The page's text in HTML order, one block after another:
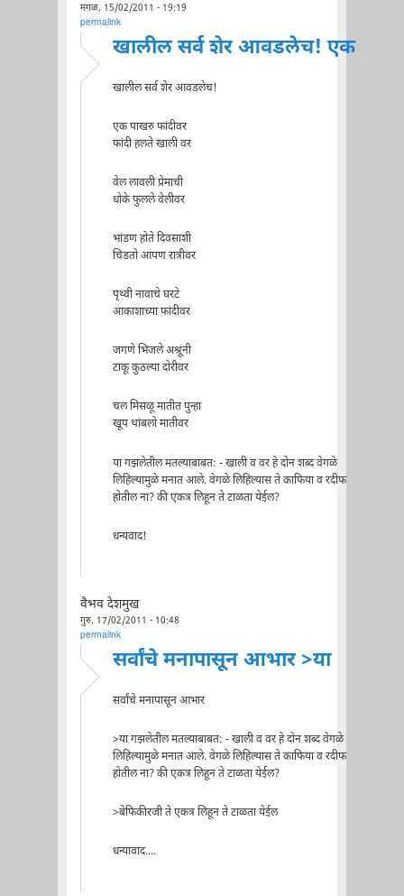
मंगळ, 15/02/2011 - 19:19
permalink
खालील सर्व शेर आवडलेच! एक
खालील सर्व शेर आवडलेच!
एक पाखरु फांदीवर
फांदी हलते खाली वर
वेल लावली प्रेमाची
धोके फुलले वेलीवर
भांडण होते दिवसाशी
चिडतो आपण रात्रीवर
पृथ्वी नावाचे घरटे
आकाशाच्या फांदीवर
जगणे भिजले अश्रूंनी
टाकू कुठल्या दोरीवर
चल मिसळू मातीत पुन्हा
खूप थांबलो मातीवर
या गझलेतील मतल्याबाबत: - खाली व वर हे दोन शब्द वेगळे
लिहिल्यामुळे मनात आले. वेगळे लिहिल्यास ते काफिया व रदीफ
होतील ना? की एकत्र लिहून ते टाळता येईल?
धन्यवाद!
वैभव देशमुख
गुरु, 17/02/2011 - 10:48
permalink
सर्वांचे मनापासून आभार >या
सर्वांचे मनापासून आभार
>या गझलेतील मतल्याबाबत: - खाली व वर हे दोन शब्द वेगळे
लिहिल्यामुळे मनात आले. वेगळे लिहिल्यास ते काफिया व रदीफ
होतील ना? की एकत्र लिहून ते टाळता येईल?
>बेफिकीरजी ते एकत्र लिहून ते टाळता येईल
धन्यावाद....